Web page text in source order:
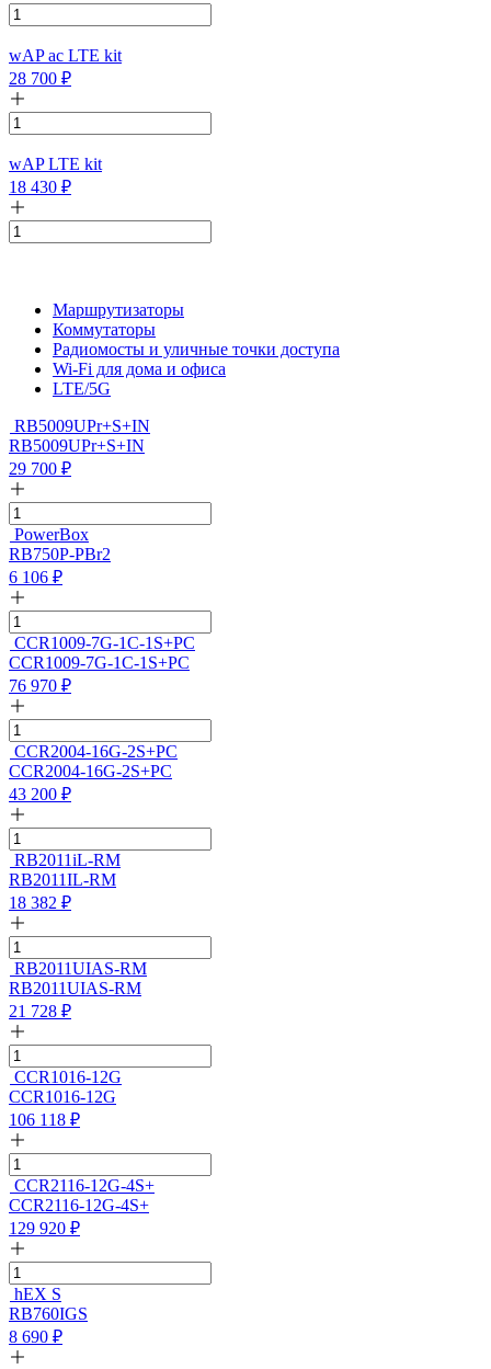
wAP ac LTE kit
28 700 ₽
wAP LTE kit
18 430 ₽
Маршрутизаторы
Коммутаторы
Радиомосты и уличные точки доступа
Wi-Fi для дома и офиса
LTE/5G
RB5009UPr+S+IN
RB5009UPr+S+IN
29 700 ₽
PowerBox
RB750P-PBr2
6 106 ₽
CCR1009-7G-1C-1S+PC
CCR1009-7G-1C-1S+PC
76 970 ₽
CCR2004-16G-2S+PC
CCR2004-16G-2S+PC
43 200 ₽
RB2011iL-RM
RB2011IL-RM
18 382 ₽
RB2011UIAS-RM
RB2011UIAS-RM
21 728 ₽
CCR1016-12G
CCR1016-12G
106 118 ₽
CCR2116-12G-4S+
CCR2116-12G-4S+
129 920 ₽
hEX S
RB760IGS
8 690 ₽